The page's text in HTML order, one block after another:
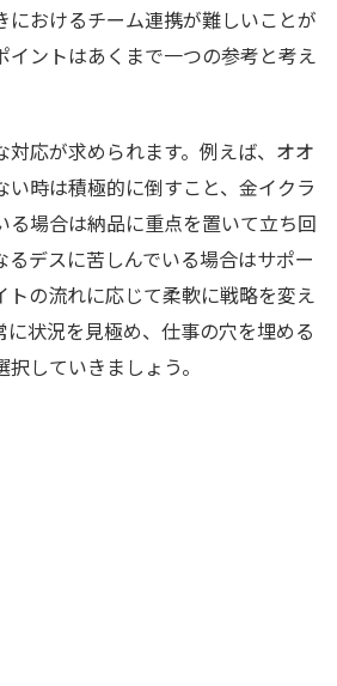
におけるチーム連携が難しいことが
イントはあくまで一つの参考と考え
対応が求められます。例えば、オオ
い時は積極的に倒すこと、金イクラ
る場合は納品に重点を置いて立ち回
るデスに苦しんでいる場合はサポー
トの流れに応じて柔軟に戦略を変え
に状況を見極め、仕事の穴を埋める
していきましょう。